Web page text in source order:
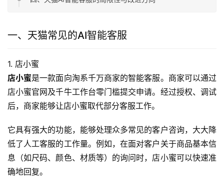
一、天猫常见的AI智能客服
1. 店小蜜
店小蜜是一款面向淘系千万商家的智能客服。商家可以通过
店小蜜官网及千牛工作台零门槛提交申请。经过授权、调试
后，商家能够让店小蜜取代部分客服工作。
它具有强大的功能，能够处理众多常见的客户咨询，大大降
低了人工客服的工作量。例如，在面对客户关于商品基本信
息（如尺码、颜色、材质等）的询问时，店小蜜可以快速准
确地回复。